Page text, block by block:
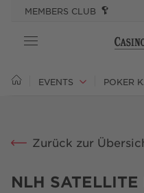
SPRUNGMARKEN
SPRINGE DIREKT ZU:
MEMBERS CLUB
CASINOS
ANGEBOTE
GOURMET &
EVENTS POKER
Zurück zur
NLH